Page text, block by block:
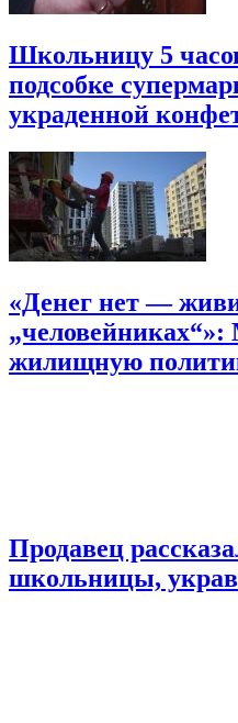
Школьницу 5
подсобке
украденной
«Денег нет —
жилищную
Продавец
школьницы,